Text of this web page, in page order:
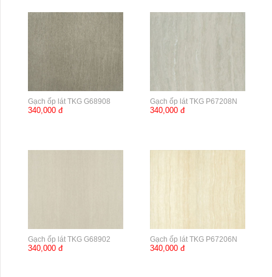
Gạch ốp lát TKG G68908
340,000 đ
Gạch ốp lát TKG P67208N
340,000 đ
Gạch ốp lát TKG G68902
340,000 đ
Gạch ốp lát TKG P67206N
340,000 đ